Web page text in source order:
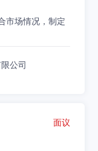
对外包员工稳定
项目管理经验
市场情况，制定
利完成
，合理协调、配
估报告及跟进反
公司
面议